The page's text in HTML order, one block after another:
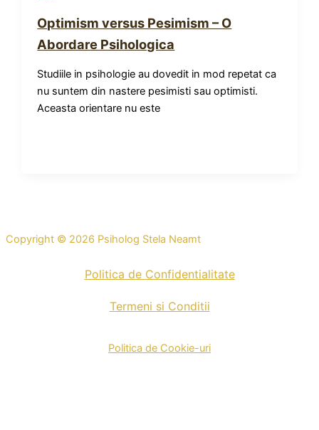
Optimism versus Pesimism – O
Abordare Psihologica
Studiile in psihologie au dovedit in mod repetat ca
nu suntem din nastere pesimisti sau optimisti.
Aceasta orientare nu este
Copyright © 2026 Psiholog Stela Neamt
Politica de Confidentialitate
Termeni si Conditii
Politica de Cookie-uri